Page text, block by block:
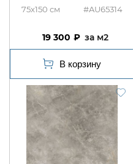
75x150 #AU65314
19 300 м2